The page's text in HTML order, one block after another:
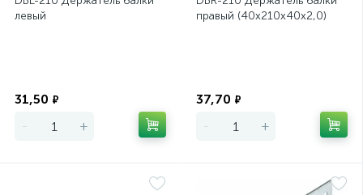
левый
31,50 ₽
- +
правый (40х210х40х2,0)
37,70 ₽
- +